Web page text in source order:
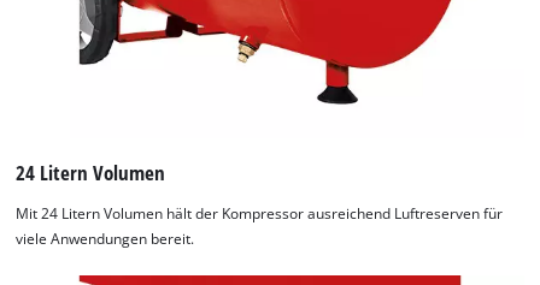
24 Litern Volumen
Mit 24 Litern Volumen hält der Kompressor ausreichend Luftreserven für
viele Anwendungen bereit.